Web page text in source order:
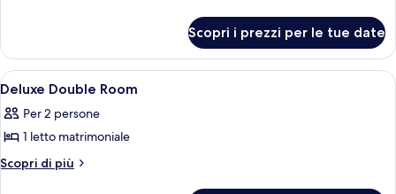
or
Twin
Room
Double
or
Twin
Scopri i prezzi per le tue date
Apri
tutte
le
foto
per
Una camera da letto con un letto,
4
Deluxe Double Room
Per 2 persone
1 letto matrimoniale
Scopri di più
Altri